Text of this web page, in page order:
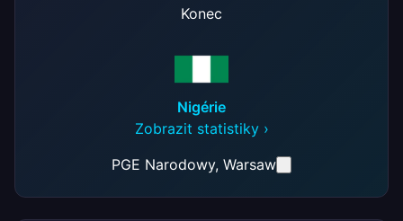
Konec
Nigérie
Zobrazit statistiky ›
PGE Narodowy, Warsaw